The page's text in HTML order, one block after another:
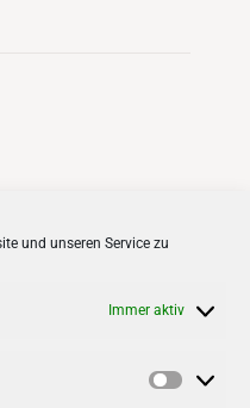
und unseren Service zu
Immer aktiv